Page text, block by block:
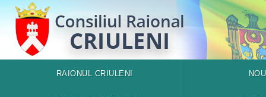
RAIONUL CRIULENI